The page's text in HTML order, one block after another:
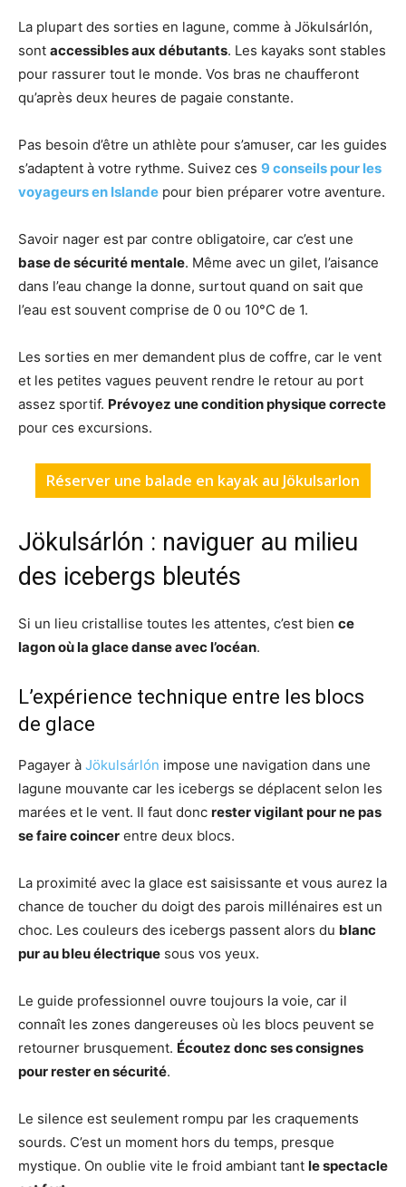
La plupart des sorties en lagune, comme à Jökulsárlón,
sont accessibles aux débutants. Les kayaks sont stables
pour rassurer tout le monde. Vos bras ne chaufferont
qu’après deux heures de pagaie constante.
Pas besoin d’être un athlète pour s’amuser, car les guides
s’adaptent à votre rythme. Suivez ces 9 conseils pour les
voyageurs en Islande pour bien préparer votre aventure.
Savoir nager est par contre obligatoire, car c’est une
base de sécurité mentale. Même avec un gilet, l’aisance
dans l’eau change la donne, surtout quand on sait que
l’eau est souvent comprise de 0 ou 10°C de 1.
Les sorties en mer demandent plus de coffre, car le vent
et les petites vagues peuvent rendre le retour au port
assez sportif. Prévoyez une condition physique correcte
pour ces excursions.
Réserver une balade en kayak au Jökulsarlon
Jökulsárlón : naviguer au milieu
des icebergs bleutés
Si un lieu cristallise toutes les attentes, c’est bien ce
lagon où la glace danse avec l’océan.
L’expérience technique entre les blocs
de glace
Pagayer à Jökulsárlón impose une navigation dans une
lagune mouvante car les icebergs se déplacent selon les
marées et le vent. Il faut donc rester vigilant pour ne pas
se faire coincer entre deux blocs.
La proximité avec la glace est saisissante et vous aurez la
chance de toucher du doigt des parois millénaires est un
choc. Les couleurs des icebergs passent alors du blanc
pur au bleu électrique sous vos yeux.
Le guide professionnel ouvre toujours la voie, car il
connaît les zones dangereuses où les blocs peuvent se
retourner brusquement. Écoutez donc ses consignes
pour rester en sécurité.
Le silence est seulement rompu par les craquements
sourds. C’est un moment hors du temps, presque
mystique. On oublie vite le froid ambiant tant le spectacle